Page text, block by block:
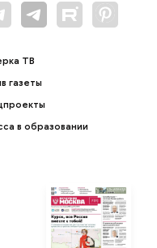
ТВ
газеты
в образовании